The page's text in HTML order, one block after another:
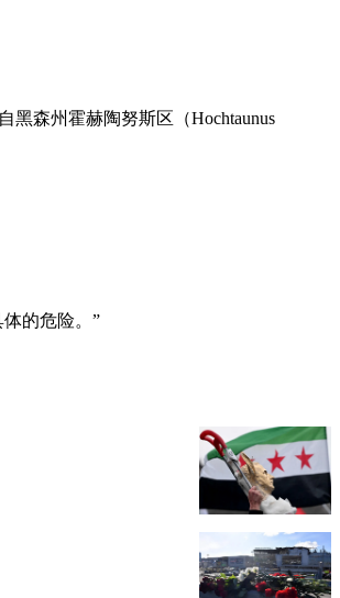
黑森州霍赫陶努斯区（Hochtaunus
的危险。”